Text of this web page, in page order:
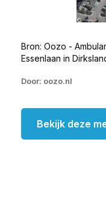
Bron: Oozo -
Essenlaan in
Door: oozo.nl
Bekijk deze